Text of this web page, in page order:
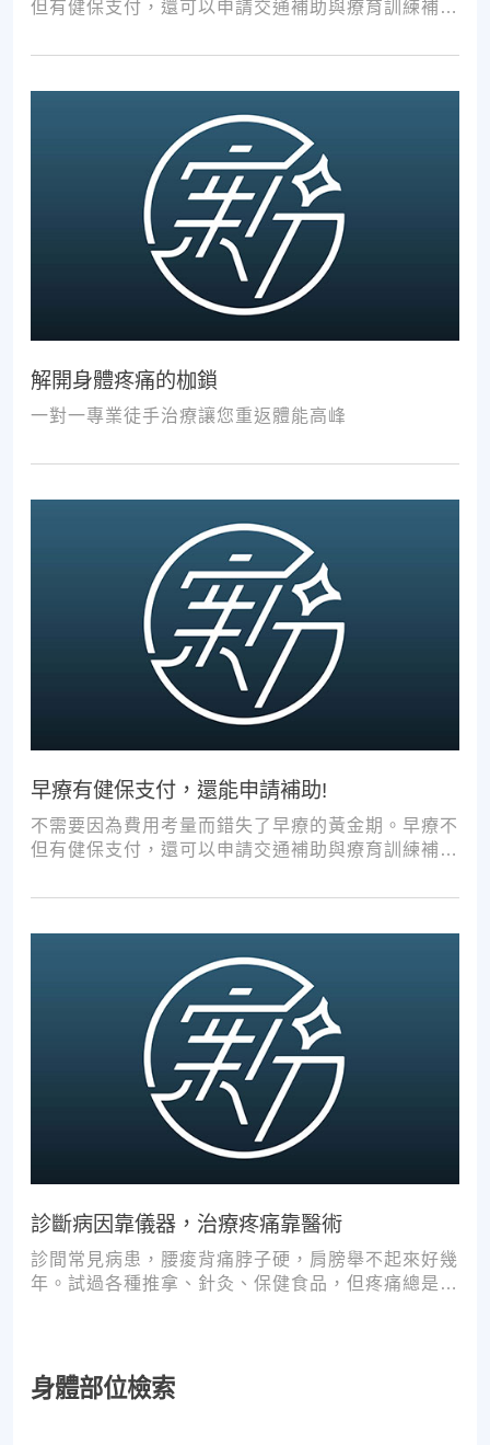
但有健保支付，還可以申請交通補助與療育訓練補
解開身體疼痛的枷鎖
一對一專業徒手治療讓您重返體能高峰
早療有健保支付，還能申請補助!
不需要因為費用考量而錯失了早療的黃金期。早療不
但有健保支付，還可以申請交通補助與療育訓練補
診斷病因靠儀器，治療疼痛靠醫術
診間常見病患，腰痠背痛脖子硬，肩膀舉不起來好幾
年。試過各種推拿、針灸、保健食品，但疼痛總是時
身體部位檢索